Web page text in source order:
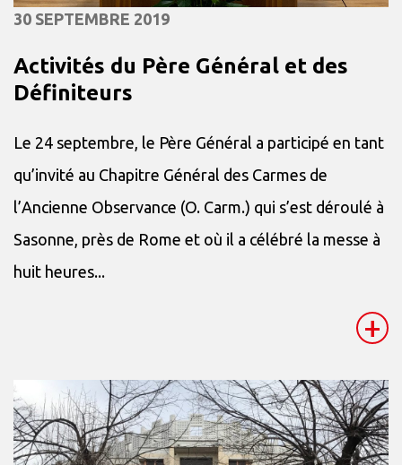
30 SEPTEMBRE 2019
Activités du Père Général et des
Définiteurs
Le 24 septembre, le Père Général a participé en tant
qu’invité au Chapitre Général des Carmes de
l’Ancienne Observance (O. Carm.) qui s’est déroulé à
Sasonne, près de Rome et où il a célébré la messe à
huit heures...
+